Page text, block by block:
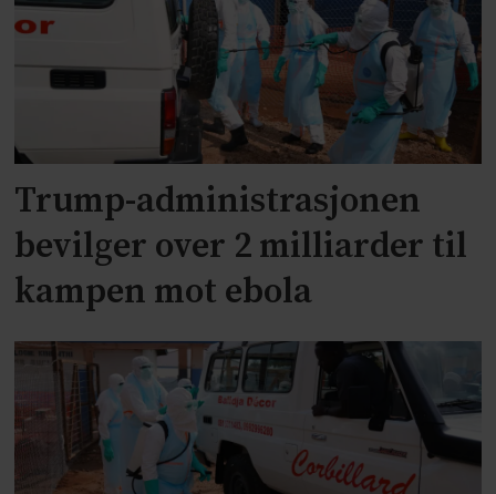
Trump-administrasjonen
bevilger over 2 milliarder til
kampen mot ebola